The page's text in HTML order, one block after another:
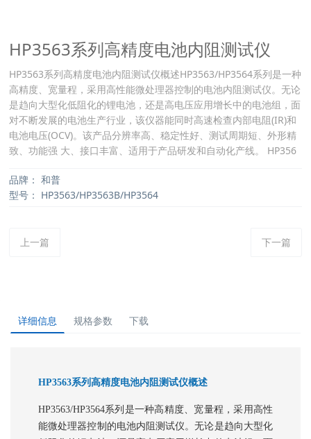
HP3563系列高精度电池内阻测试仪
HP3563系列高精度电池内阻测试仪概述HP3563/HP3564系列是一种
高精度、宽量程，采用高性能微处理器控制的电池内阻测试仪。无论
是趋向大型化低阻化的锂电池，还是高电压应用增长中的电池组，面
对不断发展的电池生产行业，该仪器能同时高速检查内部电阻(IR)和
电池电压(OCV)。该产品分辨率高、稳定性好、测试周期短、外形精
致、功能强 大、接口丰富、适用于产品研发和自动化产线。 HP356
品牌： 和普
型号： HP3563/HP3563B/HP3564
上一篇 下一篇
详细信息 规格参数 下载
HP3563系列高精度电池内阻测试仪概述
HP3563/HP3564系列是一种高精度、宽量程，采用高性
能微处理器控制的电池内阻测试仪。无论是趋向大型化